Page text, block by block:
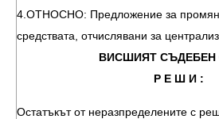
4.ОТНОСНО: Предложение за
средствата, отчислявани за
ВИСШИЯТ СЪДЕБЕН
Р Е Ш И :
Остатъкът от неразпределените с